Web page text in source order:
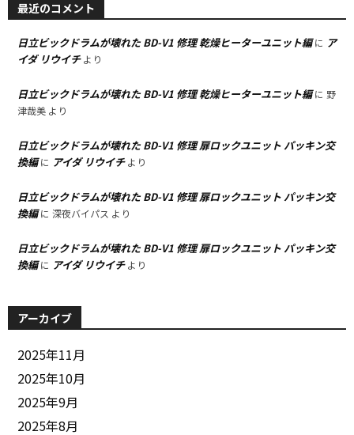
最近のコメント
日立ビックドラムが壊れた BD-V1 修理 乾燥ヒーターユニット編に ア
イダ リウイチより
日立ビックドラムが壊れた BD-V1 修理 乾燥ヒーターユニット編に 野
津哉美 より
日立ビックドラムが壊れた BD-V1 修理 扉ロックユニット パッキン交
換編に アイダ リウイチより
日立ビックドラムが壊れた BD-V1 修理 扉ロックユニット パッキン交
換編に 深夜バイパス より
日立ビックドラムが壊れた BD-V1 修理 扉ロックユニット パッキン交
換編に アイダ リウイチより
アーカイブ
2025年11月
2025年10月
2025年9月
2025年8月